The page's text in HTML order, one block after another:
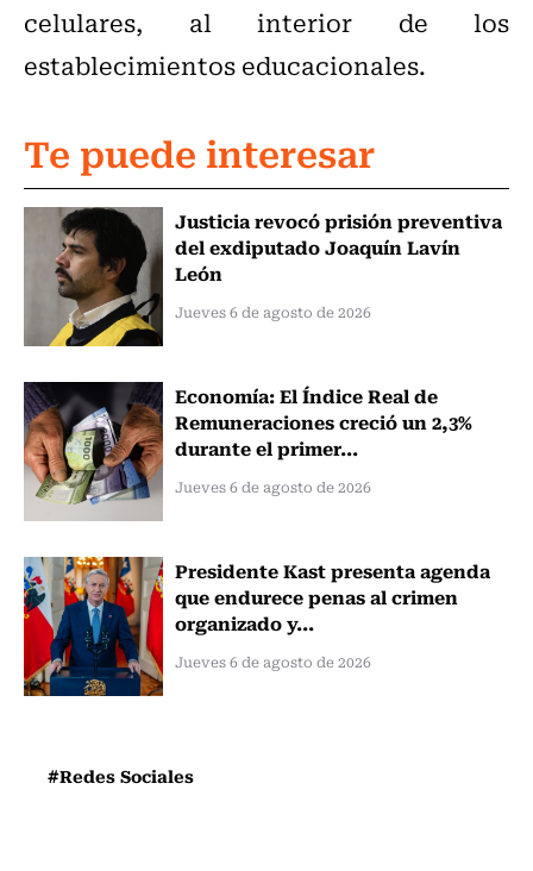
celulares, al interior de los
establecimientos educacionales.
Te puede interesar
Justicia revocó prisión preventiva
del exdiputado Joaquín Lavín
León
Jueves 6 de agosto de 2026
Economía: El Índice Real de
Remuneraciones creció un 2,3%
durante el primer...
Jueves 6 de agosto de 2026
Presidente Kast presenta agenda
que endurece penas al crimen
organizado y...
Jueves 6 de agosto de 2026
#Redes Sociales